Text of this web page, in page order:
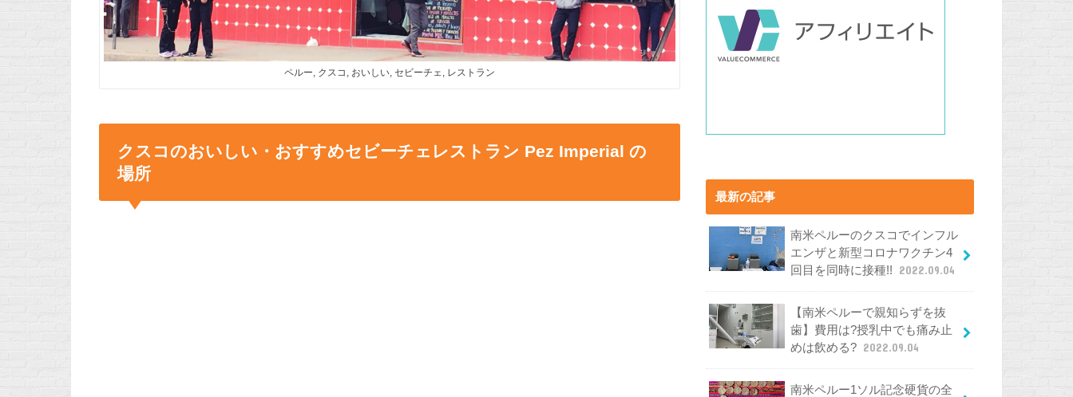
ペルー, クスコ, おいしい, セビーチェ, レストラン
クスコのおいしい・おすすめセビーチェレストラン Pez Imperial の
場所
最新の記事
南米ペルーのクスコでインフル
エンザと新型コロナワクチン4
回目を同時に接種!!
2022.09.04
【南米ペルーで親知らずを抜
歯】費用は?授乳中でも痛み止
めは飲める? 2022.09.04
南米ペルー1ソル記念硬貨の全